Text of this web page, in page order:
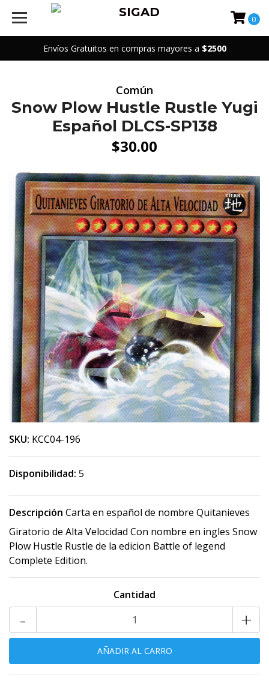
Envíos Gratuitos en compras mayores a $2500
0
Común
Snow Plow Hustle Rustle Yugi
Español DLCS-SP138
$30.00
SKU: KCC04-196
Disponibilidad: 5
Descripción Carta en español de nombre Quitanieves
Giratorio de Alta Velocidad Con nombre en ingles Snow
Plow Hustle Rustle de la edicion Battle of legend
Complete Edition.
Cantidad
+
-